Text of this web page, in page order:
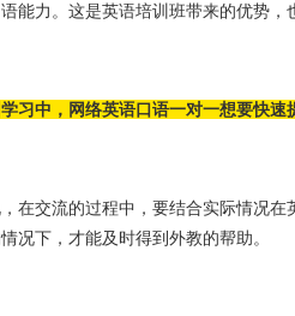
语能力。这是英语培训班带来的优势
习中，网络英语口语一对一想要快速
在交流的过程中，要结合实际情况
情况下，才能及时得到外教的帮助。